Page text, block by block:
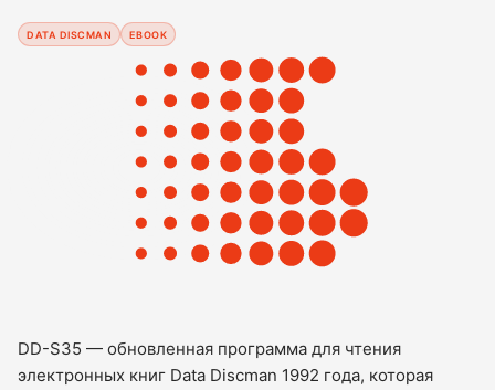
DATA DISCMAN EBOOK
DD-S35 — обновленная программа для чтения
электронных книг Data Discman 1992 года, которая